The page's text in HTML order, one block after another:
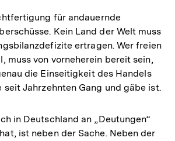
für andauernde
Kein Land der Welt muss
ertragen. Wer freien
muss von vorneherein bereit sein,
die Einseitigkeit des Handels
seit Jahrzehnten Gang und gäbe ist.
in Deutschland an „Deutungen“
ist neben der Sache. Neben der